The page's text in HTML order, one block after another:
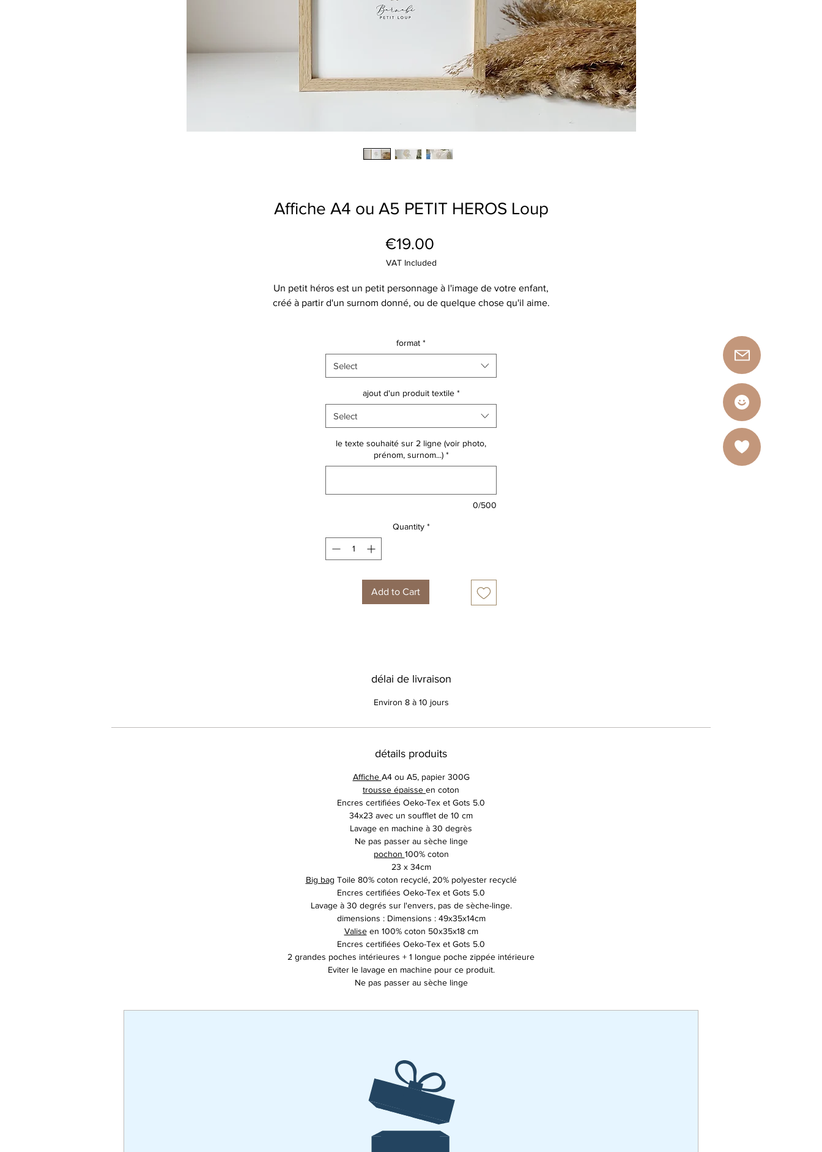
Affiche A4 ou A5 PETIT HEROS Loup
€19.00Price
VAT Included
Un petit héros est un petit personnage à l'image de votre enfant,
créé à partir d'un surnom donné, ou de quelque chose qu'il aime.
commande!
Une trousse, un BigBag ou une valisette! avec le même design!
Découvrez toute la collection de personnages!
ATTENTION design non modifiable
format *
Select
ajout d'un produit textile *
Select
le texte souhaité sur 2 ligne (voir photo,
prénom, surnom...) *
0/500
Quantity *
Add to Cart
délai de livraison
Environ 8 à 10 jours
détails produits
Affiche A4 ou A5, papier 300G
trousse épaisse en coton
Encres certifiées Oeko-Tex et Gots 5.0
34x23 avec un soufflet de 10 cm
Lavage en machine à 30 degrès
Ne pas passer au sèche linge
pochon 100% coton
23 x 34cm
Big bag Toile 80% coton recyclé, 20% polyester recyclé
Encres certifiées Oeko-Tex et Gots 5.0
Lavage à 30 degrés sur l'envers, pas de sèche-linge.
dimensions : Dimensions : 49x35x14cm
Valiseen 100% coton 50x35x18 cm
Encres certifiées Oeko-Tex et Gots 5.0
2 grandes poches intérieures + 1 longue poche zippée intérieure
Eviter le lavage en machine pour ce produit.
Ne pas passer au sèche linge